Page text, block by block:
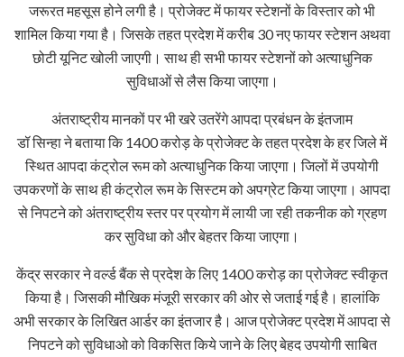
जरूरत महसूस होने लगी है। प्रोजेक्ट में फायर स्टेशनों के विस्तार को भी
शामिल किया गया है। जिसके तहत प्रदेश में करीब 30 नए फायर स्टेशन अथवा
छोटी यूनिट खोली जाएगी। साथ ही सभी फायर स्टेशनों को अत्याधुनिक
सुविधाओं से लैस किया जाएगा।
अंतराष्ट्रीय मानकों पर भी खरे उतरेंगे आपदा प्रबंधन के इंतजाम
डॉ सिन्हा ने बताया कि 1400 करोड़ के प्रोजेक्ट के तहत प्रदेश के हर जिले में
स्थित आपदा कंट्रोल रूम को अत्याधुनिक किया जाएगा। जिलों में उपयोगी
उपकरणों के साथ ही कंट्रोल रूम के सिस्टम को अपग्रेट किया जाएगा। आपदा
से निपटने को अंतराष्ट्रीय स्तर पर प्रयोग में लायी जा रही तकनीक को ग्रहण
कर सुविधा को और बेहतर किया जाएगा।
केंद्र सरकार ने वर्ल्ड बैंक से प्रदेश के लिए 1400 करोड़ का प्रोजेक्ट स्वीकृत
किया है। जिसकी मौखिक मंजूरी सरकार की ओर से जताई गई है। हालांकि
अभी सरकार के लिखित आर्डर का इंतजार है। आज प्रोजेक्ट प्रदेश में आपदा से
निपटने को सुविधाओ को विकसित किये जाने के लिए बेहद उपयोगी साबित